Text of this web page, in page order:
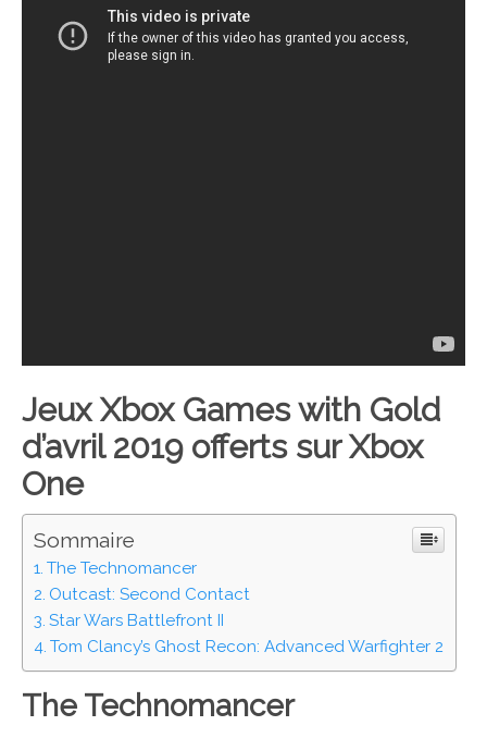
Jeux Xbox Games with Gold
d’avril 2019 offerts sur Xbox
One
Sommaire
The Technomancer
Outcast: Second Contact
Star Wars Battlefront II
Tom Clancy’s Ghost Recon: Advanced Warfighter 2
The Technomancer